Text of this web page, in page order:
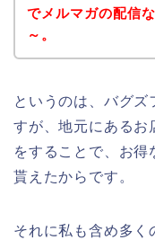
でメルマガの配信
～。
というのは、バグ
すが、地元にあるお
をすることで、お得
貰えたからです。
それに私も含め多く